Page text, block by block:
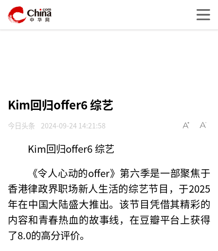
Kim回归offer6 综艺
今日头条 2024-09-24 14:21:58
Kim回归offer6 综艺
《令人心动的offer》第六季是一部聚焦于
香港律政界职场新人生活的综艺节目，于2025
年在中国大陆盛大推出。该节目凭借其精彩的
内容和青春热血的故事线，在豆瓣平台上获得
了8.0的高分评价。